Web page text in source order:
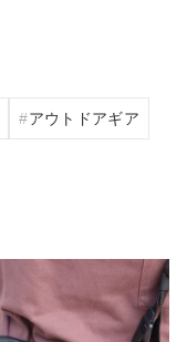
アウトドアギア